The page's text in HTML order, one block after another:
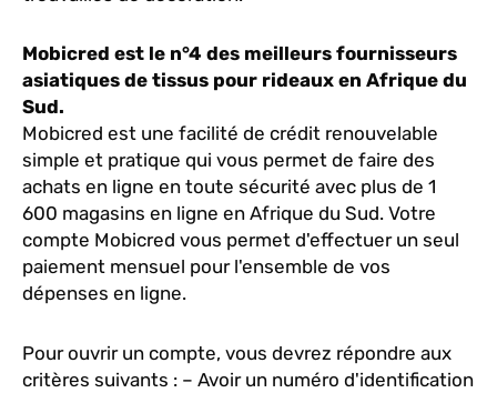
Mobicred est le n°4 des meilleurs fournisseurs
asiatiques de tissus pour rideaux en Afrique du
Sud.
Mobicred est une facilité de crédit renouvelable
simple et pratique qui vous permet de faire des
achats en ligne en toute sécurité avec plus de 1
600 magasins en ligne en Afrique du Sud. Votre
compte Mobicred vous permet d'effectuer un seul
paiement mensuel pour l'ensemble de vos
dépenses en ligne.
Pour ouvrir un compte, vous devrez répondre aux
critères suivants : – Avoir un numéro d'identification